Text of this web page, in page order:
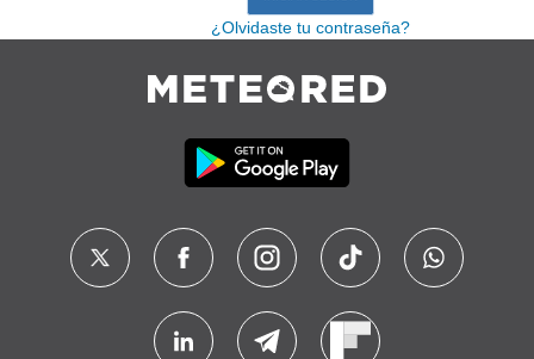
¿Olvidaste tu contraseña?